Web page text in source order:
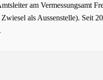
am Vermessungsamt
als Aussenstelle). Seit